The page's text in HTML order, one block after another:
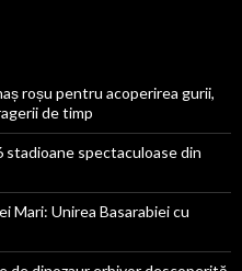
roșu pentru acoperirea gurii,
de timp
stadioane spectaculoase din
Mari: Unirea Basarabiei cu